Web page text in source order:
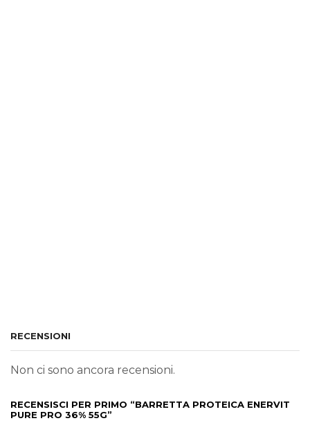
RECENSIONI
Non ci sono ancora recensioni.
RECENSISCI PER PRIMO “BARRETTA PROTEICA ENERVIT
PURE PRO 36% 55G”